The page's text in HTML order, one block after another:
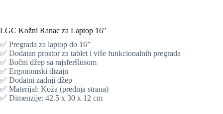
LGC Kožni Ranac za Laptop 16″
✅ Pregrada za laptop do 16”
✅ Dodatan prostor za tablet i više funkcionalnih pregrada
✅ Bočni džep sa rajsferšlusom
✅ Ergonomski dizajn
✅ Dodatni zadnji džep
✅ Materijal: Koža (prednja strana)
✅ Dimenzije: 42.5 x 30 x 12 cm